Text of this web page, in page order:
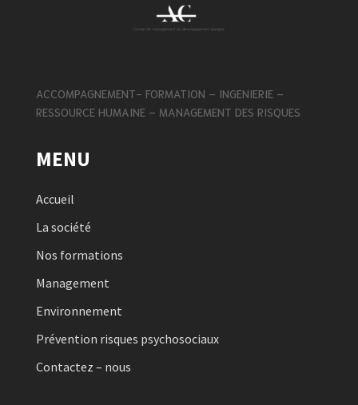
ACCOMPAGNEMENT- FORMATION – INGENIERIE –
RESSOURCE HUMAINE – MANAGEMENT DES RISQUES
MENU
Accueil
La société
Nos formations
Management
Environnement
Prévention risques psychosociaux
Contactez – nous